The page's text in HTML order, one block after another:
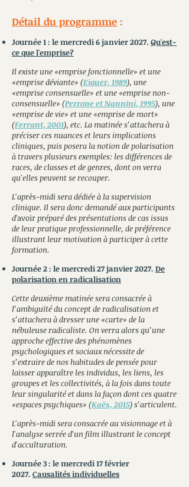
Détail du programme :
Journée 1 : le mercredi 6 janvier 2027. Qu'est-
ce que l'emprise?
Il existe une «emprise fonctionnelle» et une
«emprise déviante» (Eiguer, 1989), une
«emprise consensuelle» et une «emprise non-
consensuelle» (Perrone et Nannini, 1995), une
«emprise de vie» et une «emprise de mort»
(Ferrant, 2001), etc. La matinée s’attachera à
préciser ces nuances et leurs implications
cliniques, puis posera la notion de polarisation
à travers plusieurs exemples: les différences de
races, de classes et de genres, dont on verra
qu'elles peuvent se recouper.
L'après-midi sera dédiée à la supervision
clinique. Il sera donc demandé aux participants
d'avoirpréparé des présentations de cas issus
de leur pratique professionnelle, de préférence
illustrant leur motivation à participer à cette
formation.
Journée 2 : le mercredi 27 janvier 2027. De
polarisation en radicalisation
Cette deuxième matinée sera consacrée à
l’ambiguïté du concept de radicalisation et
s’attachera à dresser une «carte» de la
nébuleuse radicaliste. On verra alors qu’une
approche effective des phénomènes
psychologiques et sociaux nécessite de
s’extraire de nos habitudes de pensée pour
laisser apparaître les individus, les liens, les
groupes et les collectivités, à la fois dans toute
leur singularité et dans la façon dont ces quatre
«espaces psychiques» (Kaës, 2015) s’articulent.
L'après-midisera consacrée au visionnage et à
l'analyse serrée d'un film illustrant le concept
d'acculturation.
Journée 3 : le mercredi 17 février
2027. Causalités individuelles